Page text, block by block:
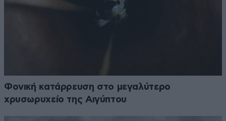
Φονική κατάρρευση στο μεγαλύτερο
χρυσωρυχείο της Αιγύπτου